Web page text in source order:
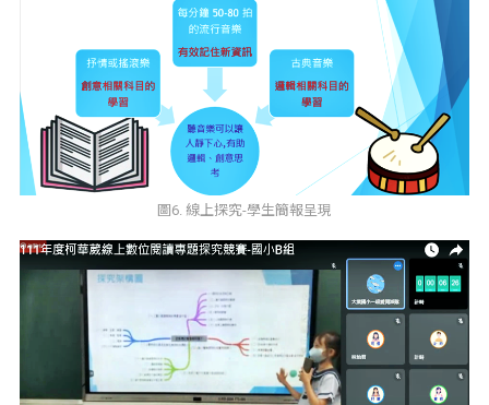
圖6. 線上探究-學生簡報呈現